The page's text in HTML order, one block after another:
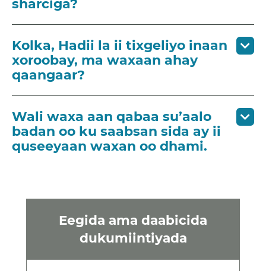
Eegida ama daabicida
dukumiintiyada
sharciga?
Kolka, Hadii la ii tixgeliyo inaan
xoroobay, ma waxaan ahay
qaangaar?
Wali waxa aan qabaa su’aalo
badan oo ku saabsan sida ay ii
quseeyaan waxan oo dhami.